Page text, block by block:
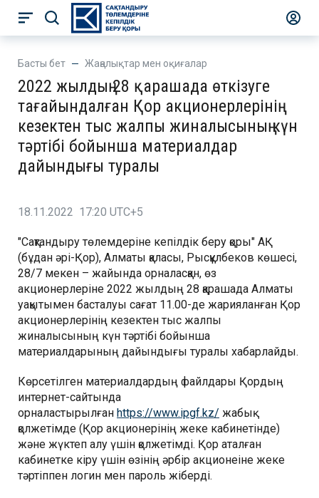
Басты бет Жаңалықтар мен оқиғалар
2022 жылдың 28 қарашада өткізуге
тағайындалған Қор акционерлерінің
кезектен тыс жалпы жиналысының күн
тәртібі бойынша материалдар
дайындығы туралы
18.11.2022 17:20 UTC+5
"Сақтандыру төлемдеріне кепілдік беру қоры" АҚ
(бұдан әрі-Қор), Алматы қаласы, Рысқұлбеков көшесі,
28/7 мекен – жайында орналасқан, өз
акционерлеріне 2022 жылдың 28 қарашада Алматы
уақытымен басталуы сағат 11.00-де жарияланған Қор
акционерлерінің кезектен тыс жалпы
жиналысының күн тәртібі бойынша
материалдарының дайындығы туралы хабарлайды.
Көрсетілген материалдардың файлдары Қордың
интернет-сайтында
орналастырылған https://www.ipgf.kz/ жабық
қолжетімде (Қор акционерінің жеке кабинетінде)
және жүктеп алу үшін қолжетімді. Қор аталған
кабинетке кіру үшін өзінің әрбір акционеіне жеке
тәртіппен логин мен пароль жіберді.